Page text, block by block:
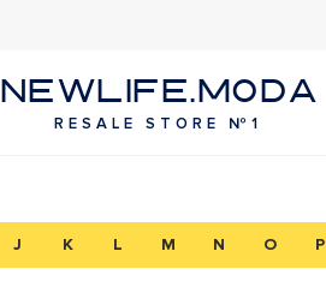
NEWLIFE.MODA
RESALE STORE №1
J K L M N O P